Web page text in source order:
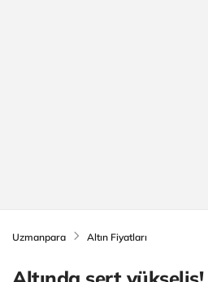
Uzmanpara Altın Fiyatları